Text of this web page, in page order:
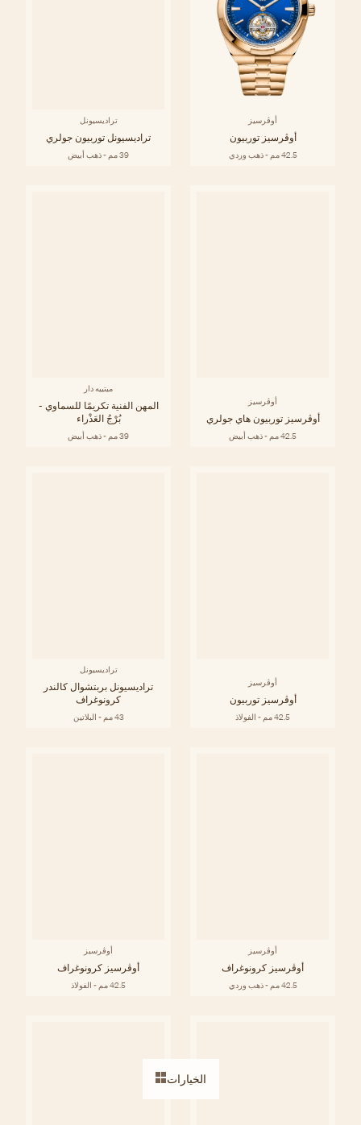
الخيارات
أوڤرسيز
أوڤرسيز توربيون
42.5 مم - ذهب وردي
تراديسيونل
تراديسيونل توربيون جولري
39 مم - ذهب أبيض
أوڤرسيز
أوڤرسيز توربيون هاي جولري
42.5 مم - ذهب أبيض
ميتييه دار
المهن الفنية تكريمًا للسماوي -
بُرْجُ العَذْراء
39 مم - ذهب أبيض
أوڤرسيز
أوڤرسيز توربيون
42.5 مم - الفولاذ
تراديسيونل
تراديسيونل بربتشوال كالندر
كرونوغراف
43 مم - البلاتين
أوڤرسيز
أوڤرسيز كرونوغراف
42.5 مم - ذهب وردي
أوڤرسيز
أوڤرسيز كرونوغراف
42.5 مم - الفولاذ